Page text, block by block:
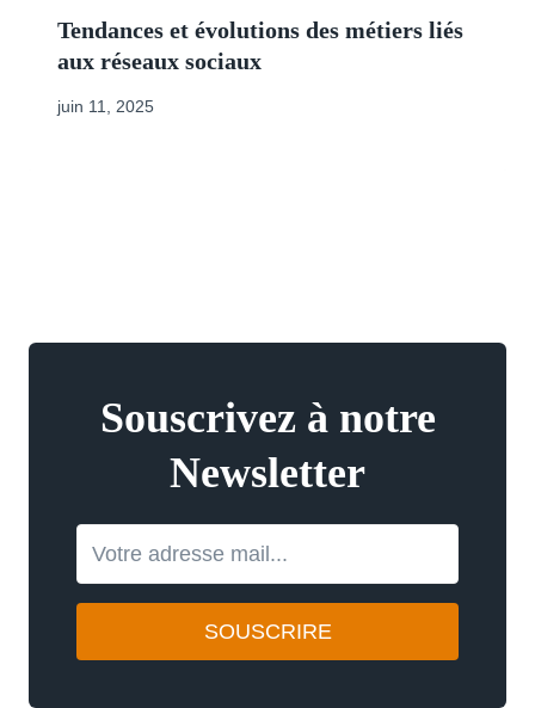
Tendances et évolutions des métiers liés
aux réseaux sociaux
juin 11, 2025
Souscrivez à notre
Newsletter
SOUSCRIRE